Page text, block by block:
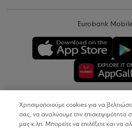
Eurobank
Copyright ©
Χρησιμοποιούμε cookies για να
σας, να αναλύουμε την επισκεψιμότητα
μας κ.λπ. Μπορείτε να επιλέξετε και να